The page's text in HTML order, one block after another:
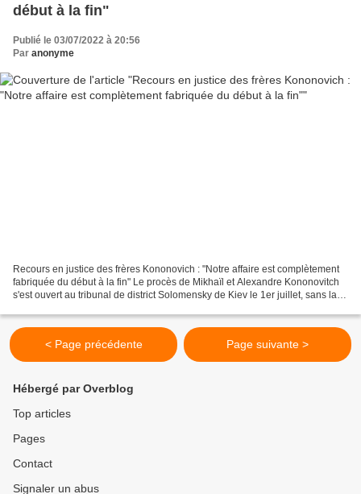
début à la fin"
Publié le 03/07/2022 à 20:56
Par anonyme
Recours en justice des frères Kononovich : "Notre affaire est complètement
fabriquée du début à la fin" Le procès de Mikhaïl et Alexandre Kononovitch
s'est ouvert au tribunal de district Solomensky de Kiev le 1er juillet, sans la
< Page précédente Page suivante >
Hébergé par Overblog
Top articles
Pages
Contact
Signaler un abus